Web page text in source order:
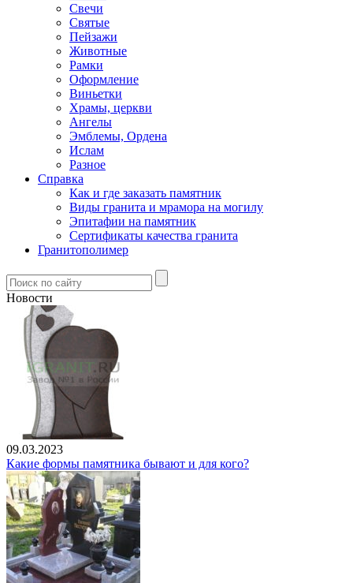
Свечи
Святые
Пейзажи
Животные
Рамки
Оформление
Виньетки
Храмы, церкви
Ангелы
Эмблемы, Ордена
Ислам
Разное
Справка
Как и где заказать памятник
Виды гранита и мрамора на могилу
Эпитафии на памятник
Сертификаты качества гранита
Гранитополимер
Новости
09.03.2023
Какие формы памятника бывают и для кого?